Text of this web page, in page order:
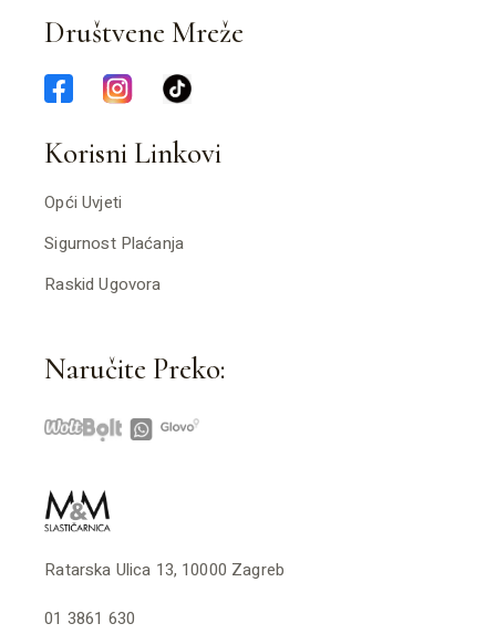
Društvene Mreže
Korisni Linkovi
Opći Uvjeti
Sigurnost Plaćanja
Raskid Ugovora
Naručite Preko:
Ratarska Ulica 13, 10000 Zagreb
01 3861 630